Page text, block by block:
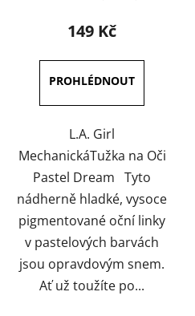
produktu
5,0
z
5
hvězdiček.
149 Kč
L.A. Girl
MechanickáTužka na Oči
Pastel Dream Tyto
nádherně hladké, vysoce
pigmentované oční linky
v pastelových barvách
jsou opravdovým snem.
Ať už toužíte po...